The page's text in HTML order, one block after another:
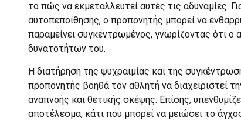
το πώς να εκμεταλλευτεί αυτές τις αδυναμίες.
αυτοπεποίθησης, ο προπονητής μπορεί να
παραμείνει συγκεντρωμένος, γνωρίζοντας ότι
δυνατοτήτων του.
Η διατήρηση της ψυχραιμίας και της
προπονητής βοηθά τον αθλητή να διαχειριστεί
αναπνοής και θετικής σκέψης. Επίσης,
αποτέλεσμα, κάτι που μπορεί να μειώσει το